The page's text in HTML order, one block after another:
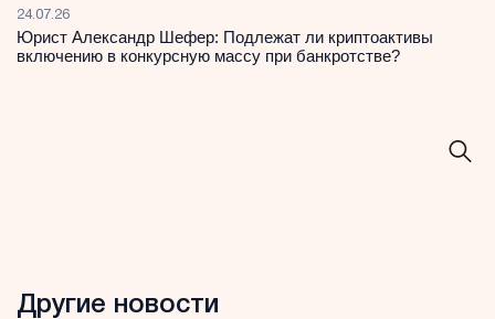
24.07.26
Юрист Александр Шефер: Подлежат ли криптоактивы
включению в конкурсную массу при банкротстве?
Другие новости